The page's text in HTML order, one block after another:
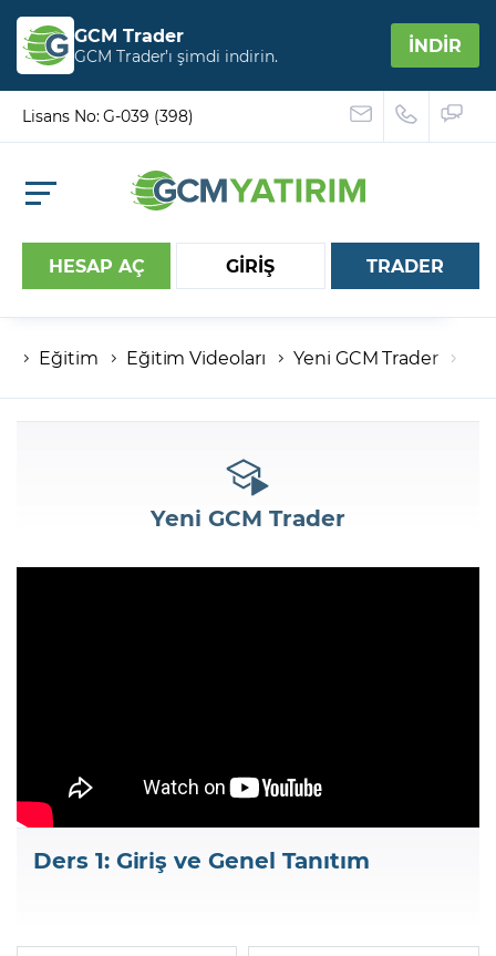
GCM Trader
GCM Trader’ı şimdi indirin. İNDİR
Lisans No: G-039 (398)
HESAP AÇ GİRİŞ
Hesap numaranız
Şifreniz
TRADER
Eğitim Eğitim Videoları Yeni GCM Trader
Yeni GCM Trader
Ders 1: Giriş ve Genel Tanıtım